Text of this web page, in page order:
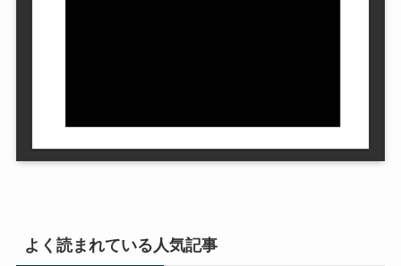
よく読まれている人気記事